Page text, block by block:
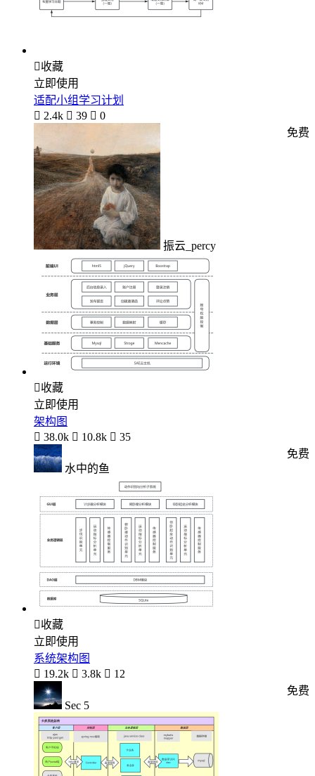
收藏
立即使用
适配小组学习计划
 2.4k  39  0
振云_percy
免费
收藏
立即使用
架构图
 38.0k  10.8k  35
水中的鱼
免费
收藏
立即使用
系统架构图
 19.2k  3.8k  12
Sec 5
免费